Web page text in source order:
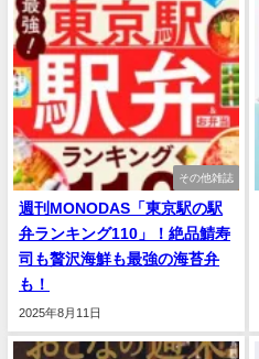
その他雑誌
週刊MONODAS「東京駅の駅
弁ランキング110」！絶品鯖寿
司も贅沢海鮮も最強の海苔弁
も！
2025年8月11日